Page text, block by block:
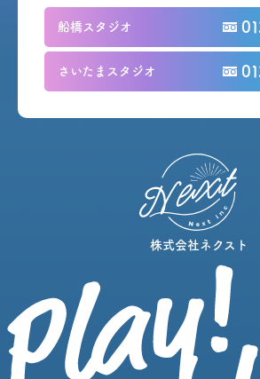
船橋スタジオ
さいたまスタジオ
株式会社ネクスト